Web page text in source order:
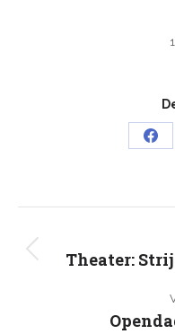
navigatie
Theater: